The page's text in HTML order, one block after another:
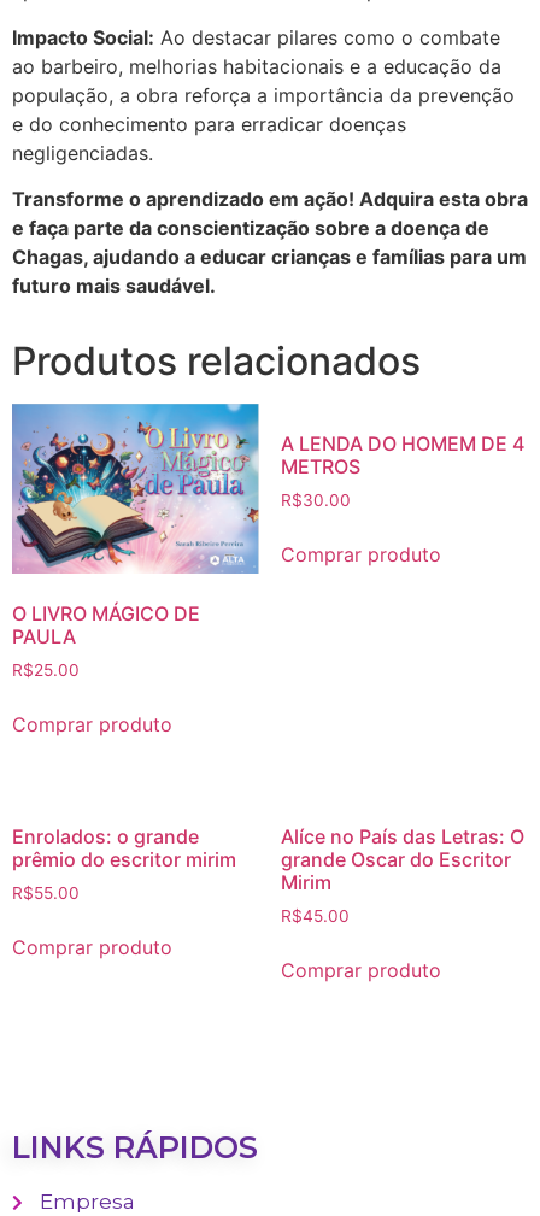
Impacto Social: Ao destacar pilares como o combate
ao barbeiro, melhorias habitacionais e a educação da
população, a obra reforça a importância da prevenção
e do conhecimento para erradicar doenças
negligenciadas.
Transforme o aprendizado em ação! Adquira esta obra
e faça parte da conscientização sobre a doença de
Chagas, ajudando a educar crianças e famílias para um
futuro mais saudável.
Produtos relacionados
O LIVRO MÁGICO DE
PAULA
R$25.00
Comprar produto
A LENDA DO HOMEM DE 4
METROS
R$30.00
Comprar produto
Enrolados: o grande
prêmio do escritor mirim
R$55.00
Comprar produto
Alíce no País das Letras: O
grande Oscar do Escritor
Mirim
R$45.00
Comprar produto
LINKS RÁPIDOS
Empresa